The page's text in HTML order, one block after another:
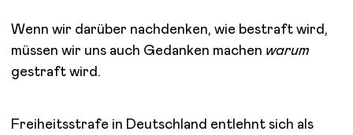
Wenn wir darüber nachdenken, wie bestraft wird,
müssen wir uns auch Gedanken machen warum
gestraft wird.
Freiheitsstrafe in Deutschland entlehnt sich als